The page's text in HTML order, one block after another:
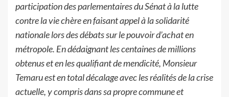
participation des parlementaires du Sénat à la lutte
contre la vie chère en faisantappel à la solidarité
nationale lors des débats sur le pouvoir d’achat en
métropole. En dédaignant les centaines de millions
obtenus et en les qualifiant de mendicité, Monsieur
Temaru est en total décalage avec les réalités de la crise
actuelle, y compris dans sapropre communeet